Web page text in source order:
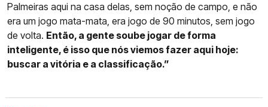
Palmeiras aqui na casa delas, sem noção de campo, e não
era um jogo mata-mata, era jogo de 90 minutos, sem jogo
de volta. Então, a gente soube jogar de forma
inteligente, é isso que nós viemos fazer aqui hoje:
buscar a vitória e a classificação.”